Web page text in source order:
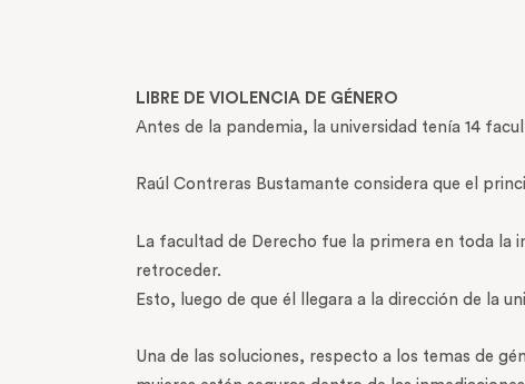
LIBRE DE VIOLENCIA DE GÉNERO
Antes de la pandemia, la universidad tenía 14
Raúl Contreras Bustamante considera que el
La facultad de Derecho fue la primera en toda la
retroceder.
Esto, luego de que él llegara a la dirección de la
Una de las soluciones, respecto a los temas de